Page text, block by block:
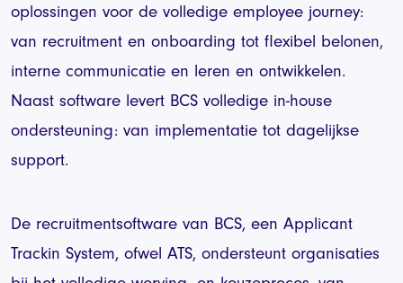
oplossingen voor de volledige employee journey:
van recruitment en onboarding tot flexibel belonen,
interne communicatie en leren en ontwikkelen.
Naast software levert BCS volledige in-house
ondersteuning: van implementatie tot dagelijkse
support.
De recruitmentsoftware van BCS, een Applicant
Trackin System, ofwel ATS, ondersteunt organisaties